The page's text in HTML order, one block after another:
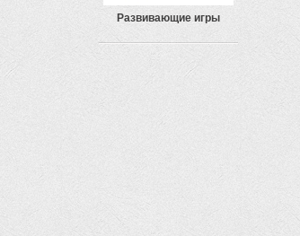
Развивающие игры